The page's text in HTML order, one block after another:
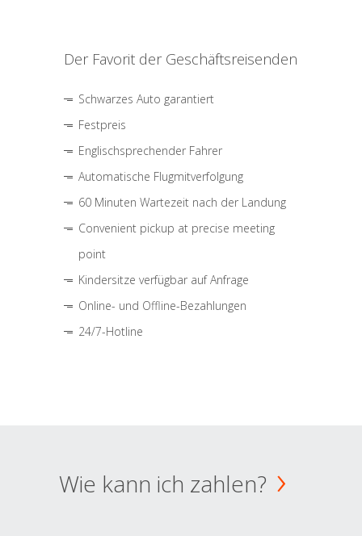
Der Favorit der Geschäftsreisenden
Schwarzes Auto garantiert
Festpreis
Englischsprechender Fahrer
Automatische Flugmitverfolgung
60 Minuten Wartezeit nach der Landung
Convenient pickup at precise meeting
point
Kindersitze verfügbar auf Anfrage
Online- und Offline-Bezahlungen
24/7-Hotline
Wie kann ich zahlen?